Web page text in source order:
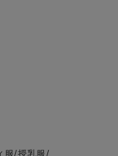
服/授乳服/